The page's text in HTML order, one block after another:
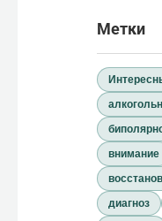
Метки
внимание
диагноз